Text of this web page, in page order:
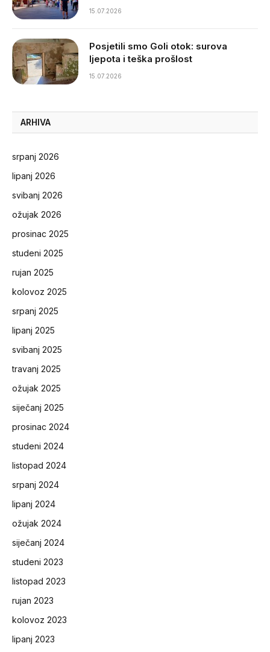
15.07.2026
Posjetili smo Goli otok: surova
ljepota i teška prošlost
15.07.2026
ARHIVA
srpanj 2026
lipanj 2026
svibanj 2026
ožujak 2026
prosinac 2025
studeni 2025
rujan 2025
kolovoz 2025
srpanj 2025
lipanj 2025
svibanj 2025
travanj 2025
ožujak 2025
siječanj 2025
prosinac 2024
studeni 2024
listopad 2024
srpanj 2024
lipanj 2024
ožujak 2024
siječanj 2024
studeni 2023
listopad 2023
rujan 2023
kolovoz 2023
lipanj 2023